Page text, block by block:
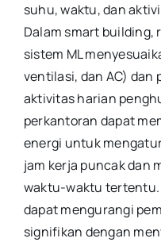
suhu, waktu, dan
Dalam smart building,
sistem ML
ventilasi, dan AC) dan
aktivitas harian
perkantoran dapat
energi untuk
jam kerja puncak dan
waktu-waktu tertentu.
dapat mengurangi
signifikan dengan